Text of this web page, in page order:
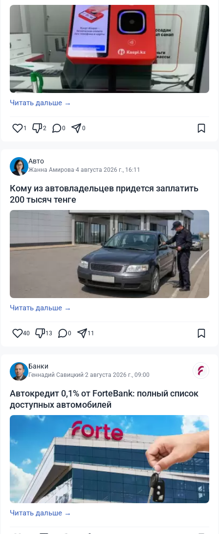
Читать дальше →
1 2 0 0
Авто
Жанна Амирова·4 августа 2026 г., 16:11
Кому из автовладельцев придется заплатить
200 тысяч тенге
Читать дальше →
40 13 0 11
Банки
Геннадий Савицкий·2 августа 2026 г., 09:00
Автокредит 0,1% от ForteBank: полный список
доступных автомобилей
Читать дальше →